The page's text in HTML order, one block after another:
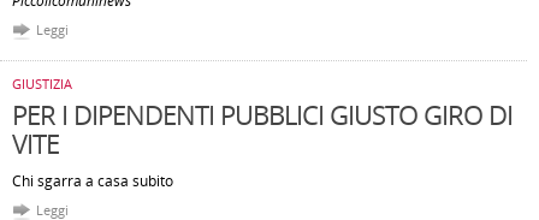
Leggi
GIUSTIZIA
PER I DIPENDENTI PUBBLICI GIUSTO GIRO DI
VITE
Chi sgarra a casa subito
Leggi